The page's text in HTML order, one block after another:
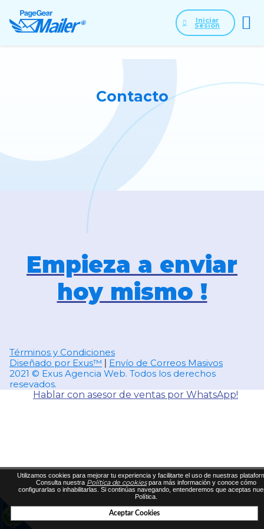
Iniciar
Sesión
Contacto
Empieza a enviar
hoy mismo !
Términos y Condiciones
Diseñado por Exus™
Envío de Correos Masivos
2021 © Exus Agencia Web. Todos los derechos
resevados.
Hablar con asesor de ventas por WhatsApp!
Utilizamos cookies para mejorar tu experiencia y facilitarte el uso de nuestras
Consulta nuestra Política de cookiespara más información y conoce cómo
configurarlas o inhabilitarlas. Si continúas navegando, entenderemos que aceptas
Política.
Aceptar Cookies